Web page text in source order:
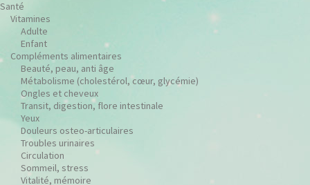
Santé
Vitamines
Adulte
Enfant
Compléments alimentaires
Beauté, peau, anti âge
Métabolisme (cholestérol, cœur, glycémie)
Ongles et cheveux
Transit, digestion, flore intestinale
Yeux
Douleurs osteo-articulaires
Troubles urinaires
Circulation
Sommeil, stress
Vitalité, mémoire